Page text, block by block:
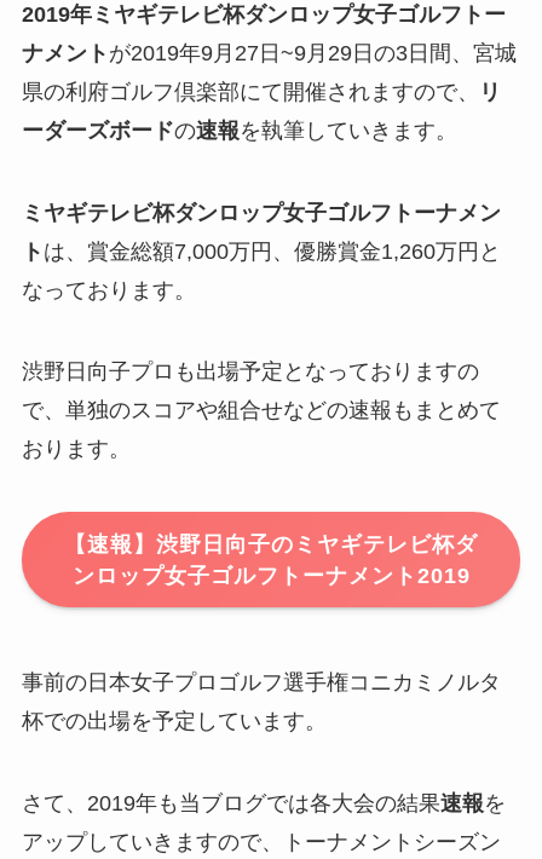
2019年ミヤギテレビ杯ダンロップ女子ゴルフトー
ナメント が2019年9月27日~9月29日の3日間、宮城
県の利府ゴルフ倶楽部にて開催されますので、
リ
ーダーズボードの速報を執筆していきます。
ミヤギテレビ杯ダンロップ女子ゴルフトーナメン
ト は、賞金総額7,000万円、優勝賞金1,260万円と
なっております。
渋野日向子プロも出場予定となっておりますの
で、単独のスコアや組合せなどの速報もまとめて
おります。
【速報】渋野日向子のミヤギテレビ杯ダ
ンロップ女子ゴルフトーナメント2019
事前の日本女子プロゴルフ選手権コニカミノルタ
杯での出場を予定しています。
さて、2019年も当ブログでは各大会の結果速報を
アップしていきますので、トーナメントシーズン